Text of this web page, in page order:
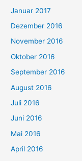
Januar 2017
Dezember 2016
November 2016
Oktober 2016
September 2016
August 2016
Juli 2016
Juni 2016
Mai 2016
April 2016